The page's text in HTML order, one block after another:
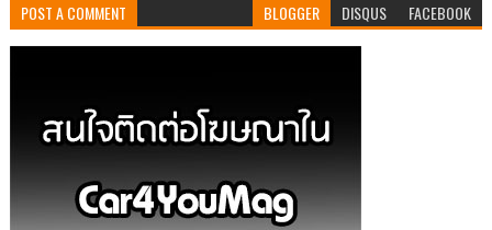
POST A COMMENT BLOGGER DISQUS FACEBOOK